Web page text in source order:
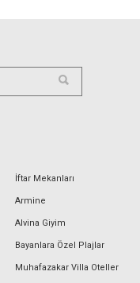
İftar Mekanları
Armine
Alvina Giyim
Bayanlara Özel Plajlar
Muhafazakar Villa Oteller